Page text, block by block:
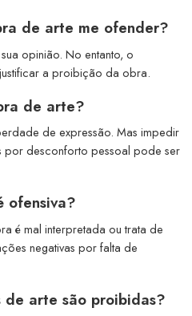
de arte me ofender?
opinião. No entanto, o
a proibição da obra.
de arte?
de expressão. Mas impedir
por desconforto pessoal pode ser
ofensiva?
é mal interpretada ou trata de
negativas por falta de
de arte são proibidas?